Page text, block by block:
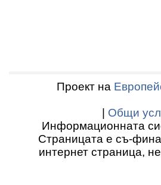
Проект на
Общи
Информационната
Страницата е съ-
интернет страница,